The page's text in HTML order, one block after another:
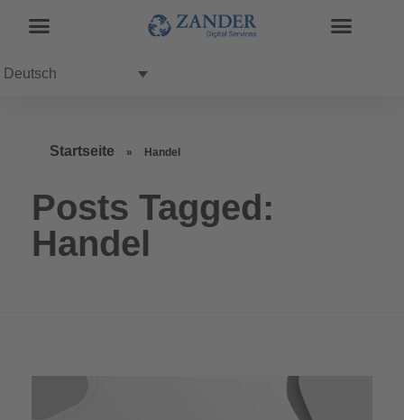
Deutsch
Startseite » Handel
Posts Tagged:
Handel